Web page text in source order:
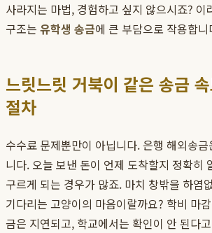
사라지는 마법, 경험하고 싶지 않으시죠? 이
구조는 유학생 송금에 큰 부담으로 작용합니
느릿느릿 거북이 같은 송금
절차
수수료 문제뿐만이 아닙니다. 은행 해외송
니다. 오늘 보낸 돈이 언제 도착할지 정확히
구르게 되는 경우가 많죠. 마치 창밖을 하염
기다리는 고양이의 마음이랄까요? 학비 마
금은 지연되고, 학교에서는 확인이 안 된다